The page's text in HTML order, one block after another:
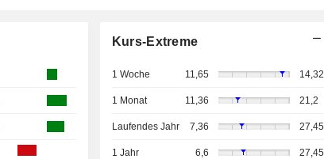
Kurs-Extreme
1 Woche 11,65 14,32
1 Monat 11,36 21,2
Laufendes Jahr 7,36 27,45
1 Jahr 6,6 27,45